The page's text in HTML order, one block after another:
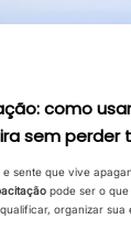
como
sem perder
sente que vive
pode ser o
organizar